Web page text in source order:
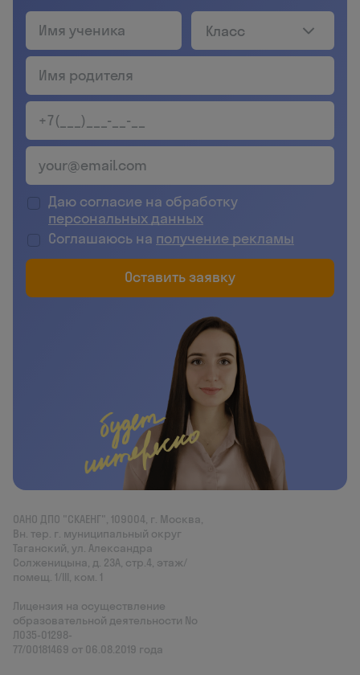
Класс
Даю согласие на обработку
персональных данных
Соглашаюсь на получение рекламы
Оставить заявку
ОАНО ДПО "СКАЕНГ", 109004, г. Москва,
Вн. тер. г. муниципальный округ
Таганский, ул. Александра
Солженицына, д. 23А, стр.4, этаж/
помещ. 1/III, ком. 1
Лицензия на осуществление
образовательной деятельности No
Л035‑01298-
77/00181469 от 06.08.2019 года